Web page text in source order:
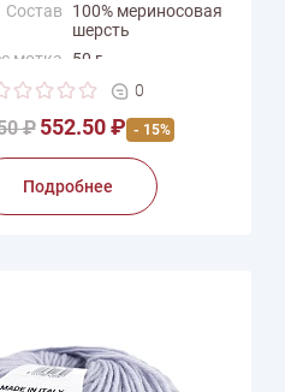
₽ 552.50 ₽ - 15%
Состав
100% мериносовая
шерсть
мотка
50 г
нити 125 м
Mondial
0
Подробнее